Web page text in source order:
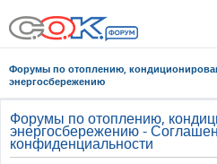
Форумы по отоплению,
энергосбережению
Форумы по отоплению,
энергосбережению -
конфиденциальности